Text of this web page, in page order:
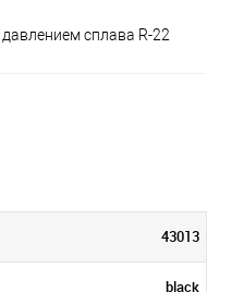
сплава R-22
43013
black